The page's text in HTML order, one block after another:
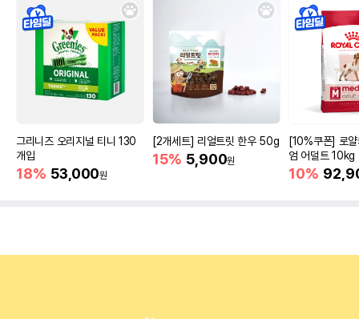
그리니즈 오리지널 티니 130
개입
18% 53,000원
[2개세트] 리얼트릿 한우 50g
15% 5,900원
[10%쿠폰] 로
엄 어덜트 10kg
증진
10%